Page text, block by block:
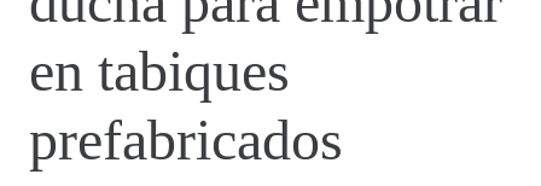
en tabiques
prefabricados